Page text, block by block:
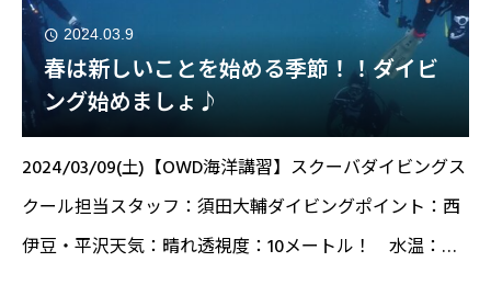
2024.03.9
春は新しいことを始める季節！！ダイビ
ング始めましょ♪
2024/03/09(土)【OWD海洋講習】スクーバダイビングス
クール担当スタッフ：須田大輔ダイビングポイント：西
伊豆・平沢天気：晴れ透視度：10メートル！ 水温：